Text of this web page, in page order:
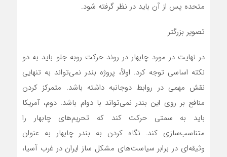
متحده پس از آن باید در نظر گرفته شود.
تصویر بزرگتر
در نهایت در مورد چابهار در روند حرکت روبه جلو باید به دو
نکته اساسی توجه کرد. اولاً، پروژه بندر نمی‌تواند به تنهایی
نقش مهمی در روابط دوجانبه داشته باشد. متمرکز کردن
منافع بر روی این بندر نمی‌تواند با دوام باشد. دوم، آمریکا
باید به سمتی حرکت کند که تحریم‌های چابهار را
متناسب‌سازی کند. نگاه کردن به بندر چابهار به عنوان
وثیقه‌ای در برابر سیاست‌های مشکل ساز ایران در غرب آسیا،